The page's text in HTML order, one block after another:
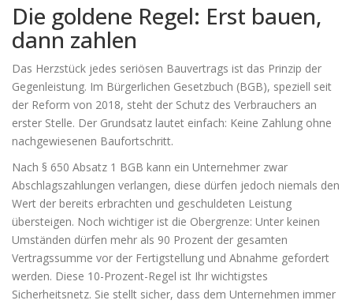
Die goldene Regel: Erst bauen,
dann zahlen
Das Herzstück jedes seriösen Bauvertrags ist das Prinzip der
Gegenleistung. Im Bürgerlichen Gesetzbuch (BGB), speziell seit
der Reform von 2018, steht der Schutz des Verbrauchers an
erster Stelle. Der Grundsatz lautet einfach: Keine Zahlung ohne
nachgewiesenen Baufortschritt.
Nach § 650 Absatz 1 BGB kann ein Unternehmer zwar
Abschlagszahlungen verlangen, diese dürfen jedoch niemals den
Wert der bereits erbrachten und geschuldeten Leistung
übersteigen. Noch wichtiger ist die Obergrenze: Unter keinen
Umständen dürfen mehr als 90 Prozent der gesamten
Vertragssumme vor der Fertigstellung und Abnahme gefordert
werden. Diese 10-Prozent-Regel ist Ihr wichtigstes
Sicherheitsnetz. Sie stellt sicher, dass dem Unternehmen immer